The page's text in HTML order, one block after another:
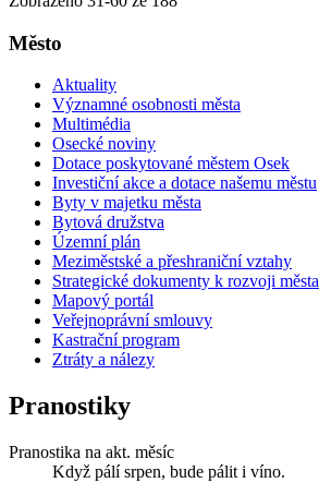
Město
Aktuality
Významné osobnosti města
Multimédia
Osecké noviny
Dotace poskytované městem Osek
Investiční akce a dotace našemu městu
Byty v majetku města
Bytová družstva
Územní plán
Meziměstské a přeshraniční vztahy
Strategické dokumenty k rozvoji města
Mapový portál
Veřejnoprávní smlouvy
Kastrační program
Ztráty a nálezy
Pranostiky
Pranostika na akt. měsíc
Když pálí srpen, bude pálit i víno.